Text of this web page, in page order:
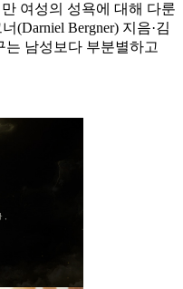
여성의 성욕에 대해 다룬
(Darniel Bergner) 지음·김
남성보다 부분별하고